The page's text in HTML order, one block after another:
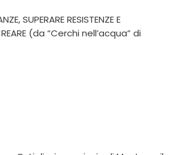
SUPERARE RESISTENZE E
(da “Cerchi nell’acqua” di